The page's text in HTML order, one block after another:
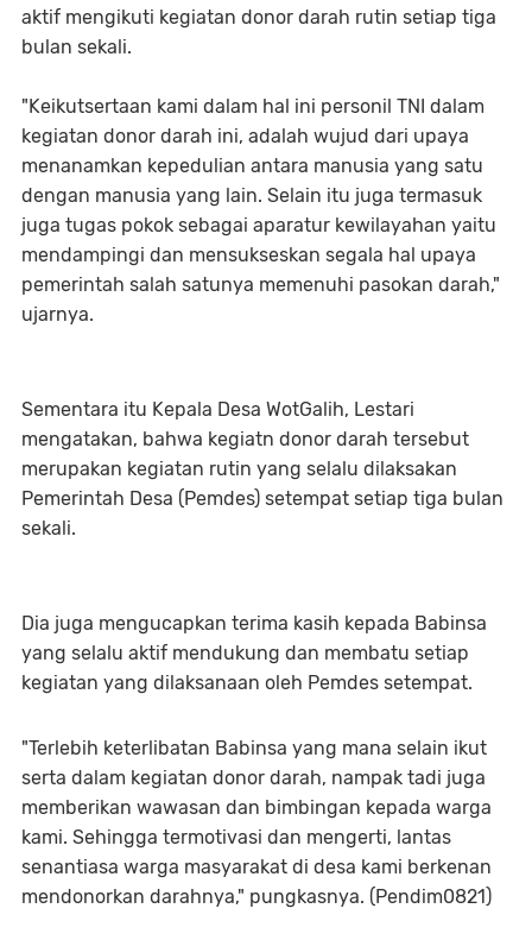
aktif mengikuti kegiatan donor darah rutin setiap tiga
bulan sekali.
"Keikutsertaan kami dalam hal ini personil TNI dalam
kegiatan donor darah ini, adalah wujud dari upaya
menanamkan kepedulian antara manusia yang satu
dengan manusia yang lain. Selain itu juga termasuk
juga tugas pokok sebagai aparatur kewilayahan yaitu
mendampingi dan mensukseskan segala hal upaya
pemerintah salah satunya memenuhi pasokan darah,"
ujarnya.
Sementara itu Kepala Desa WotGalih, Lestari
mengatakan, bahwa kegiatn donor darah tersebut
merupakan kegiatan rutin yang selalu dilaksakan
Pemerintah Desa (Pemdes) setempat setiap tiga bulan
sekali.
Dia juga mengucapkan terima kasih kepada Babinsa
yang selalu aktif mendukung dan membatu setiap
kegiatan yang dilaksanaan oleh Pemdes setempat.
"Terlebih keterlibatan Babinsa yang mana selain ikut
serta dalam kegiatan donor darah, nampak tadi juga
memberikan wawasan dan bimbingan kepada warga
kami. Sehingga termotivasi dan mengerti, lantas
senantiasa warga masyarakat di desa kami berkenan
mendonorkan darahnya," pungkasnya. (Pendim0821)